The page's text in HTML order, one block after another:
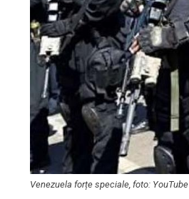
Venezuela forțe speciale, foto: YouTube